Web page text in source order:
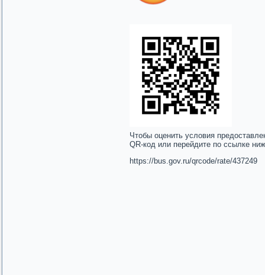
Чтобы оценить условия
QR-код или перейдите по ссылке
https://bus.gov.ru/qrcode/rate/437249